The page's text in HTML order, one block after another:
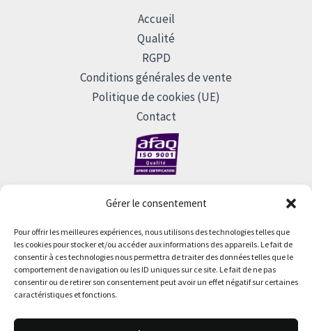
Gérer le consentement
Pour offrir les meilleures expériences, nous utilisons des technologies telles que
les cookies pour stocker et/ou accéder aux informations des appareils. Le fait de
consentir à ces technologies nous permettra de traiter des données telles que le
comportement de navigation ou les ID uniques sur ce site. Le fait de ne pas
consentir ou de retirer son consentement peut avoir un effet négatif sur certaines
caractéristiques et fonctions.
Accueil
Qualité
RGPD
Conditions générales de vente
Politique de cookies (UE)
Contact
Siege Social : CellD SAS - 20bis rue du Chapître F-30150
ROQUEMAURE - Capital 125 000 € - N°TVA FR15 402 503
635 - Nîmes B 402 503 635 - 402 503 635 00037 - APE 4669B